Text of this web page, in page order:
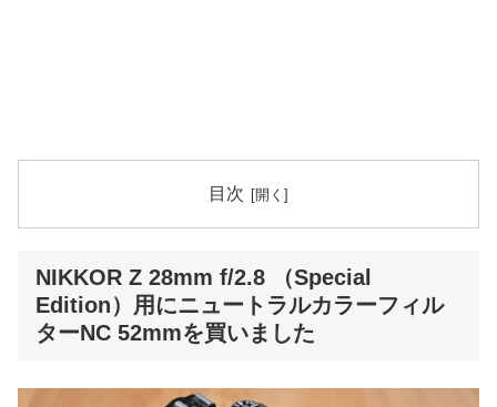
目次
NIKKOR Z 28mm f/2.8 （Special
Edition）用にニュートラルカラーフィル
ターNC 52mmを買いました